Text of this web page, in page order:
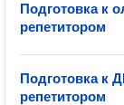
Подготовка к
репетитором
Подготовка к
репетитором